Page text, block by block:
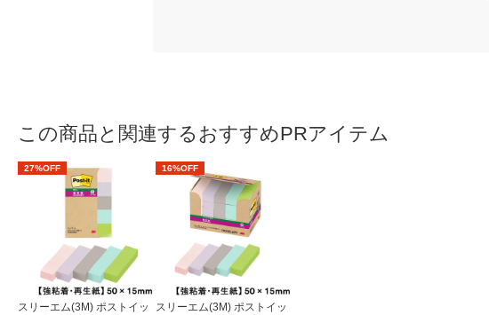
この商品と関連するおすすめPRアイテム
27%OFF
スリーエム(3M) ポストイッ
16%OFF
スリーエム(3M) ポストイッ